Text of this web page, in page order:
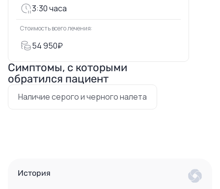
3:30 часа
Стоимость всего лечения:
54 950₽
Симптомы, с которыми
обратился пациент
Наличие серого и черного налета
История